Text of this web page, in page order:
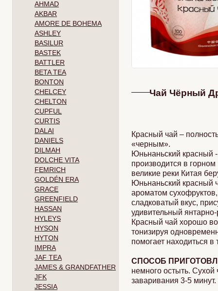
AHMAD
AKBAR
AMORE DE BOHEMA
ASHLEY
BASILUR
BASTEK
BATTLER
BETA TEA
BONTON
CHELCEY
CHELTON
CUPFUL
CURTIS
DALAI
DANIELS
DILMAH
DOLCHE VITA
FEMRICH
GOLDÉN ERA
GRACE
GREENFIELD
HASSAN
HYLEYS
HYSON
HYTON
IMPRA
JAF TEA
JAMES & GRANDFATHER
JFK
JESSIA
Чай Чёрный
Красный чай –
«черным».
Юньнаньский красный
производится в
великие реки Китая
Юньнаньский красный
ароматом
сладковатый вкус,
удивительный
Красный чай хорошо
тонизируя
помогает находиться в
СПОСОБ
немного остыть. Сухой
заваривания 3-5 минут.